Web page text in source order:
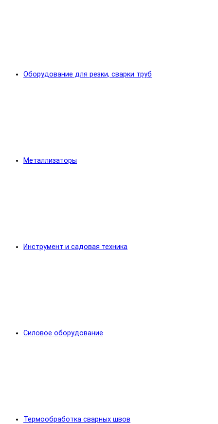
Оборудование для резки, сварки труб
Металлизаторы
Инструмент и садовая техника
Силовое оборудование
Термообработка сварных швов